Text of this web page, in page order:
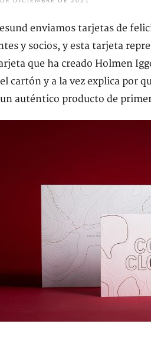
enviamos tarjetas de
y socios, y esta tarjeta
que ha creado Holmen
cartón y a la vez explica por
auténtico producto de